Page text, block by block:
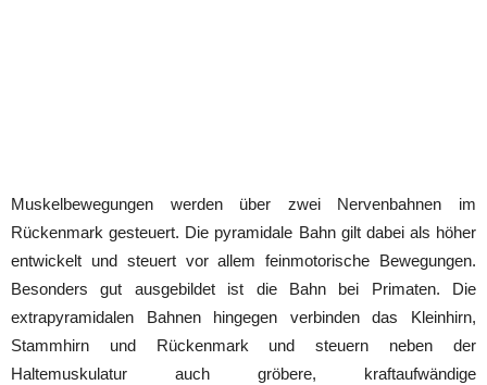
Muskelbewegungen werden über zwei Nervenbahnen im
Rückenmark gesteuert. Die pyramidale Bahn gilt dabei als höher
entwickelt und steuert vor allem feinmotorische Bewegungen.
Besonders gut ausgebildet ist die Bahn bei Primaten. Die
extrapyramidalen Bahnen hingegen verbinden das Kleinhirn,
Stammhirn und Rückenmark und steuern neben der
Haltemuskulatur auch gröbere, kraftaufwändige